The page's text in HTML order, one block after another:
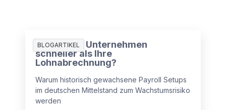
BLOGARTIKEL
Wächst Ihr Unternehmen
schneller als Ihre
Lohnabrechnung?
Warum historisch gewachsene Payroll Setups
im deutschen Mittelstand zum Wachstumsrisiko
werden